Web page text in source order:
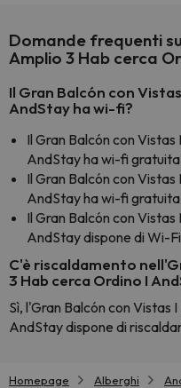
Domande frequenti
Amplio 3 Hab cerca
Il Gran Balcón con
AndStay ha wi-fi?
Il Gran Balcón con
AndStay ha wi-fi
Il Gran Balcón con
AndStay ha wi-fi gratuita
Il Gran Balcón con
AndStay dispone di Wi-
C'è riscaldamento
3 Hab cerca Ordino I
Sì, l'Gran Balcón con Vistas
AndStay dispone di
Homepage Alberghi